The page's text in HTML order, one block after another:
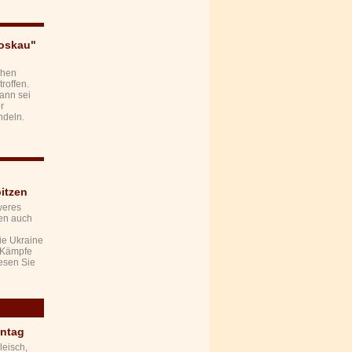
sei
auch
Ukraine
Sie